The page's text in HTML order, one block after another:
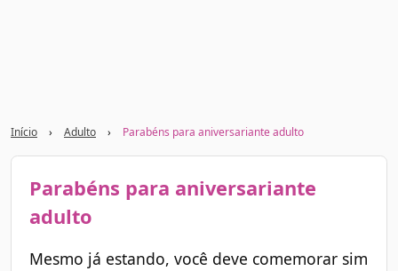
Início › Adulto › Parabéns para aniversariante adulto
Parabéns para aniversariante
adulto
Mesmo já estando, você deve comemorar sim